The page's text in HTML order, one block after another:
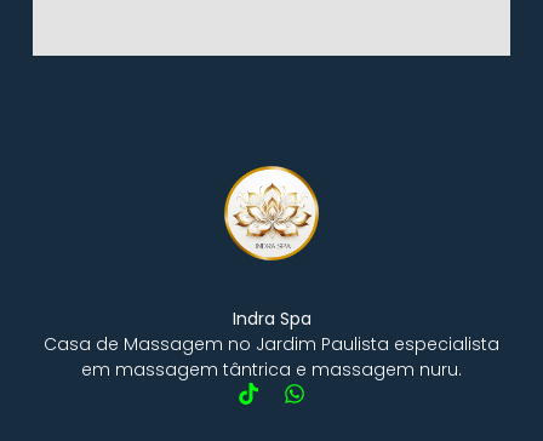
Indra Spa
Casa de Massagem no Jardim Paulista especialista
em massagem tântrica e massagem nuru.